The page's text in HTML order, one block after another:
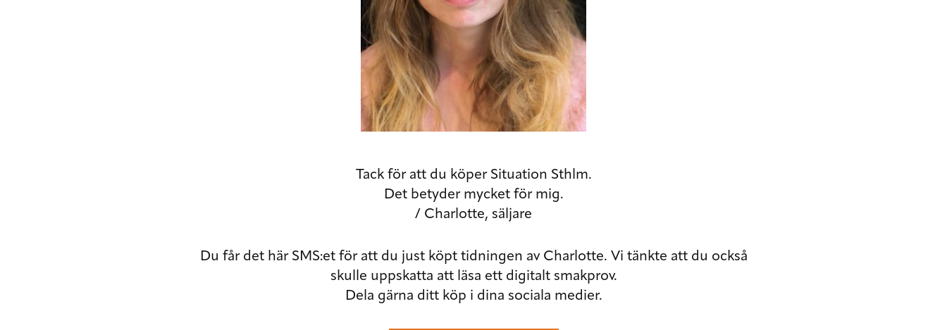
Tack för att du köper Situation Sthlm.
Det betyder mycket för mig.
/ Charlotte, säljare
Du får det här SMS:et för att du just köpt tidningen av Charlotte. Vi tänkte att du också
skulle uppskatta att läsa ett digitalt smakprov.
Dela gärna ditt köp i dina sociala medier.